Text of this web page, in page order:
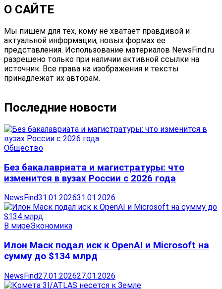
О САЙТЕ
Мы пишем для тех, кому не хватает правдивой и
актуальной информации, новых формах ее
представления. Использование материалов NewsFind.ru
разрешено только при наличии активной ссылки на
источник. Все права на изображения и тексты
принадлежат их авторам.
Последние новости
Общество
Без бакалавриата и магистратуры: что
изменится в вузах России с 2026 года
NewsFind31.01.202631.01.2026
В миреЭкономика
Илон Маск подал иск к OpenAI и Microsoft на
сумму до $134 млрд
NewsFind27.01.202627.01.2026